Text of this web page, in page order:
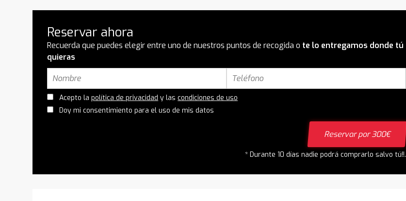
Reservar ahora
Recuerda que puedes elegir entre uno de nuestros puntos de recogida o te lo entregamos donde tú
quieras
Acepto lapolítica de privacidad y lascondiciones de uso
Doy mi consentimiento para el uso de mis datos
Reservar por 300€
* Durante 10 días nadie podrá comprarlo salvo tú!!.